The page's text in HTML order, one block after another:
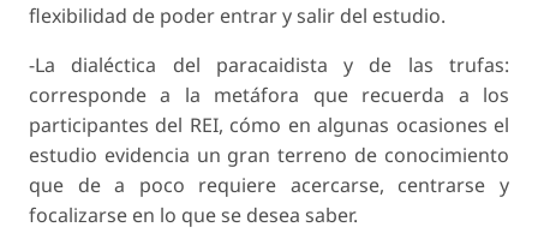
flexibilidad de poder entrar y salir del estudio.
-La dialéctica del paracaidista y de las trufas:
corresponde a la metáfora que recuerda a los
participantes del REI, cómo en algunas ocasio­nes el
estudio evidencia un gran terreno de co­nocimiento
que de a poco requiere acercarse, centrarse y
focalizarse en lo que se desea saber.